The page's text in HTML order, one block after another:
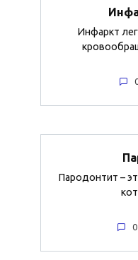
Инфаркт
Пародонтит –
0